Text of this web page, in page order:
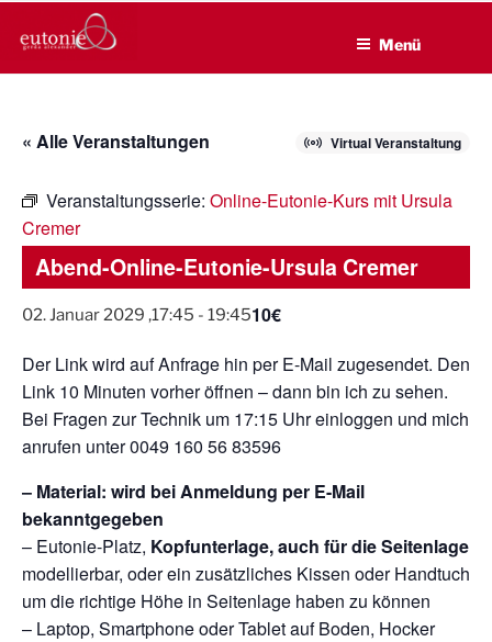
Inhalt
EUTONIE.DE
Lebensbalance durch körperliche Selbsterfahrung
Menü
« Alle Veranstaltungen Virtual Veranstaltung
Veranstaltungsserie: Online-Eutonie-Kurs mit Ursula
Cremer
Abend-Online-Eutonie-Ursula Cremer
02. Januar 2029 ,17:45 - 19:4510€
Der Link wird auf Anfrage hin per E-Mail zugesendet. Den
Link 10 Minuten vorher öffnen – dann bin ich zu sehen.
Bei Fragen zur Technik um 17:15 Uhr einloggen und mich
anrufen unter 0049 160 56 83596
– Material: wird bei Anmeldung per E-Mail
bekanntgegeben
– Eutonie-Platz, Kopfunterlage, auch für die Seitenlage
modellierbar, oder ein zusätzliches Kissen oder Handtuch
um die richtige Höhe in Seitenlage haben zu können
– Laptop, Smartphone oder Tablet auf Boden, Hocker